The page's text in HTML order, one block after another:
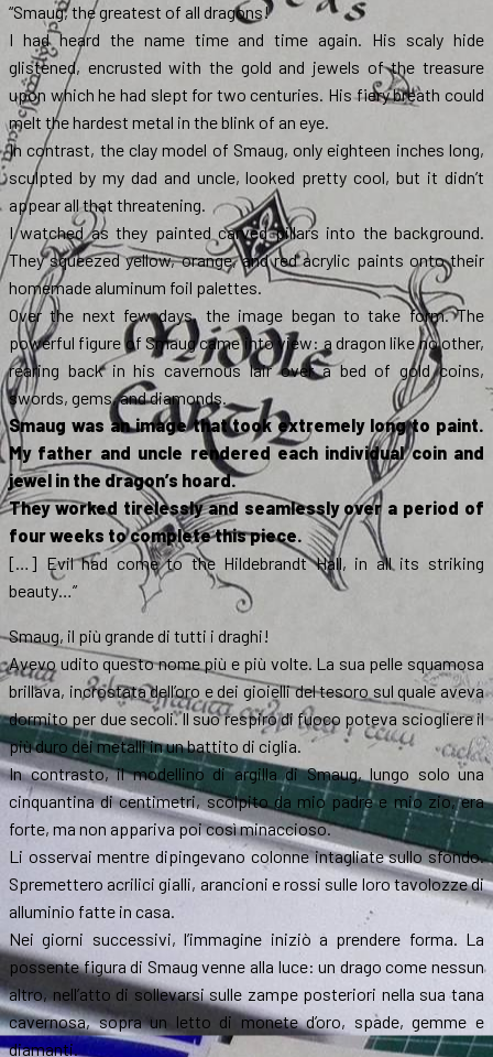
“Smaug, the greatest of all dragons!
I had heard the name time and time again. His scaly hide
glistened, encrusted with the gold and jewels of the treasure
upon which he had slept for two centuries. His fiery breath could
melt the hardest metal in the blink of an eye.
In contrast, the clay model of Smaug, only eighteen inches long,
sculpted by my dad and uncle, looked pretty cool, but it didn’t
appear all that threatening.
I watched as they painted carved pillars into the background.
They squeezed yellow, orange, and red acrylic paints onto their
homemade aluminum foil palettes.
Over the next few days, the image began to take form. The
powerful figure of Smaug came into view: a dragon like no other,
rearing back in his cavernous lair over a bed of gold coins,
swords, gems, and diamonds.
Smaug was an image that took extremely long to paint.
My father and uncle rendered each individual coin and
jewel in the dragon’s hoard.
They worked tirelessly and seamlessly over a period of
four weeks to complete this piece.
[…] Evil had come to the Hildebrandt Hall, in all its striking
beauty…”
Smaug, il più grande di tutti i draghi!
Avevo udito questo nome più e più volte. La sua pelle squamosa
brillava, incrostata dell’oro e dei gioielli del tesoro sul quale aveva
dormito per due secoli. Il suo respiro di fuoco poteva sciogliere il
più duro dei metalli in un battito di ciglia.
In contrasto, il modellino di argilla di Smaug, lungo solo una
cinquantina di centimetri, scolpito da mio padre e mio zio, era
forte, ma non appariva poi così minaccioso.
Li osservai mentre dipingevano colonne intagliate sullo sfondo.
Spremettero acrilici gialli, arancioni e rossi sulle loro tavolozze di
alluminio fatte in casa.
Nei giorni successivi, l’immagine iniziò a prendere forma. La
possente figura di Smaug venne alla luce: un drago come nessun
altro, nell’atto di sollevarsi sulle zampe posteriori nella sua tana
cavernosa, sopra un letto di monete d’oro, spade, gemme e
diamanti.